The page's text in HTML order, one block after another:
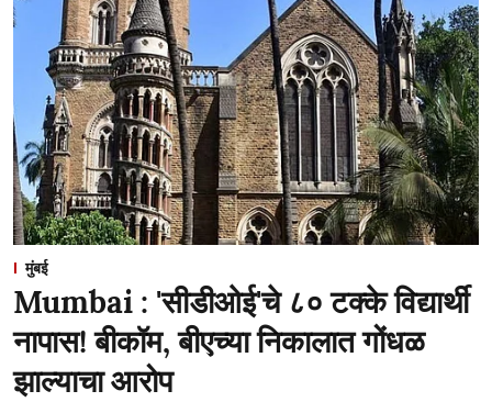
मुंबई
Mumbai : 'सीडीओई'चे ८० टक्के विद्यार्थी
नापास! बीकॉम, बीएच्या निकालात गोंधळ
झाल्याचा आरोप